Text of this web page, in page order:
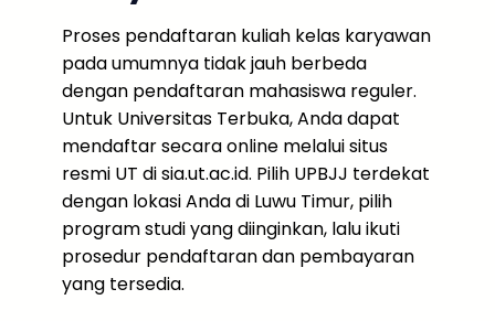
Proses pendaftaran kuliah kelas karyawan
pada umumnya tidak jauh berbeda
dengan pendaftaran mahasiswa reguler.
Untuk Universitas Terbuka, Anda dapat
mendaftar secara online melalui situs
resmi UT di sia.ut.ac.id. Pilih UPBJJ terdekat
dengan lokasi Anda di Luwu Timur, pilih
program studi yang diinginkan, lalu ikuti
prosedur pendaftaran dan pembayaran
yang tersedia.